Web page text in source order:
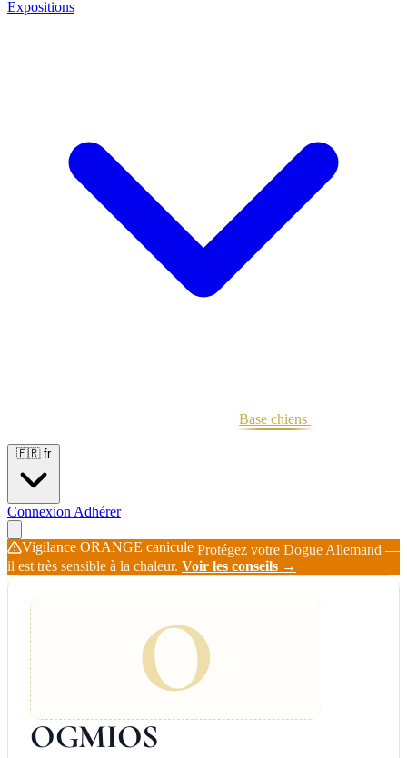
Expositions
Base chiens
🇫🇷 fr
Connexion Adhérer
Vigilance ORANGE canicule Protégez votre Dogue Allemand —
il est très sensible à la chaleur. Voir les conseils →
O
OGMIOS